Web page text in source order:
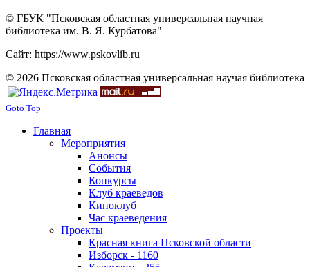
© ГБУК "Псковская областная универсальная научная
библиотека им. В. Я. Курбатова"
Сайт: https://www.pskovlib.ru
© 2026 Псковская областная универсальная научая библиотека
Goto Top
Главная
Мероприятия
Анонсы
События
Конкурсы
Клуб краеведов
Киноклуб
Час краеведения
Проекты
Красная книга Псковской области
Изборск - 1160